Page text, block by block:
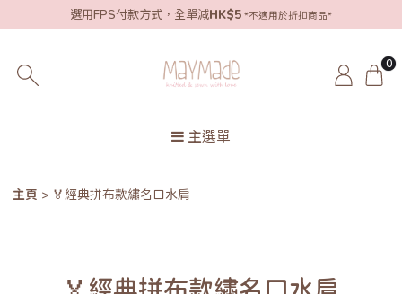
選用FPS付款方式，全單減HK$5 *不適用於折扣商品*
0
主選單
主頁 🏅經典拼布款繡名口水肩